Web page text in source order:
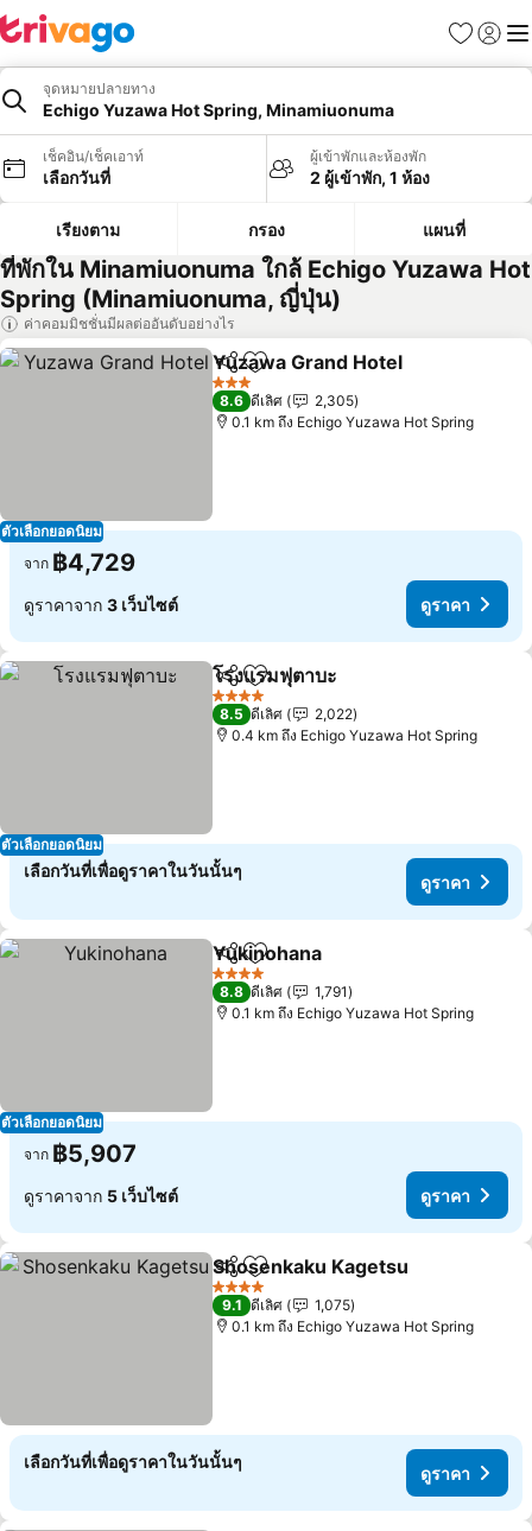
รายการโป
เข้าสู่ร
เมนู
จุดหมายปลายทาง
Echigo Yuzawa Hot Spring, Minamiuonuma
เช็คอิน/เช็คเอาท์
เลือกวันที่
ผู้เข้าพักและห้องพัก
2 ผู้เข้าพัก, 1 ห้อง
เรียงตาม กรอง แผนที่
ที่พักใน Minamiuonuma ใกล้ Echigo Yuzawa Hot
Spring (Minamiuonuma, ญี่ปุ่น)
ค่าคอมมิชชั่นมีผลต่ออันดับอย่างไร
ตัวเลือกยอดนิยม
แชร์ เพิ่มในรายการโปรด
Yuzawa Grand Hotel
3 ดาว
8.6 ดีเลิศ
2,305
0.1 km ถึง Echigo Yuzawa Hot Spring
จาก ฿4,729
ดูราคาจาก 3 เว็บไซต์ ดูราคา
ตัวเลือกยอดนิยม
แชร์ เพิ่มในรายการโปรด
โรงแรมฟุตาบะ
4 ดาว
8.5 ดีเลิศ
2,022
0.4 km ถึง Echigo Yuzawa Hot Spring
เลือกวันที่เพื่อดูราคาในวันนั้นๆ
ดูราคา
ตัวเลือกยอดนิยม
แชร์ เพิ่มในรายการโปรด
Yukinohana
4 ดาว
8.8 ดีเลิศ
1,791
0.1 km ถึง Echigo Yuzawa Hot Spring
จาก ฿5,907
ดูราคาจาก 5 เว็บไซต์ ดูราคา
แชร์ เพิ่มในรายการโปรด
Shosenkaku Kagetsu
4 ดาว
9.1 ดีเลิศ
1,075
0.1 km ถึง Echigo Yuzawa Hot Spring
เลือกวันที่เพื่อดูราคาในวันนั้นๆ
ดูราคา